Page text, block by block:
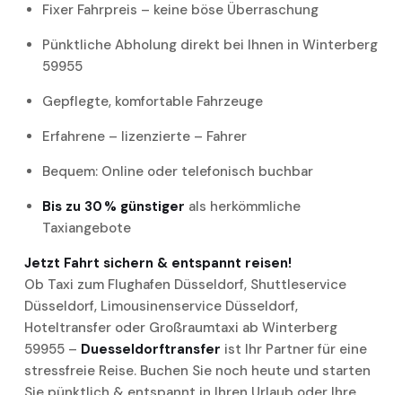
Fixer Fahrpreis – keine böse Überraschung
Pünktliche Abholung direkt bei Ihnen in Winterberg
59955
Gepflegte, komfortable Fahrzeuge
Erfahrene – lizenzierte – Fahrer
Bequem: Online oder telefonisch buchbar
Bis zu 30 % günstiger als herkömmliche
Taxiangebote
Jetzt Fahrt sichern & entspannt reisen!
Ob Taxi zum Flughafen Düsseldorf, Shuttleservice
Düsseldorf, Limousinenservice Düsseldorf,
Hoteltransfer oder Großraumtaxi ab Winterberg
59955 – Duesseldorftransfer ist Ihr Partner für eine
stressfreie Reise. Buchen Sie noch heute und starten